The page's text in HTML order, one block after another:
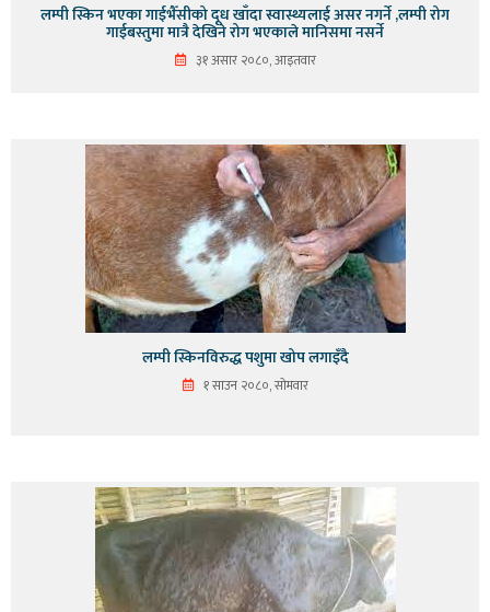
लम्पी स्किन भएका गाईभैँसीको दूध खाँदा स्वास्थ्यलाई असर नगर्ने ,लम्पी रोग
गाईबस्तुमा मात्रै देखिने रोग भएकाले मानिसमा नसर्ने
३१ असार २०८०, आइतवार
लम्पी स्किनविरुद्ध पशुमा खोप लगाइँदै
१ साउन २०८०, सोमवार